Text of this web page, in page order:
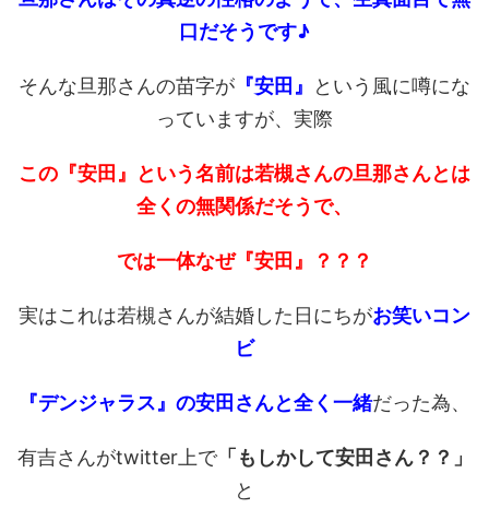
口だそうです♪
そんな旦那さんの苗字が 『安田』
という風に噂にな
っていますが、実際
この『安田』という名前は若槻さんの旦那さんとは
全くの無関係だそうで、
では一体なぜ『安田』？？？
実はこれは若槻さんが結婚した日にちがお笑いコン
ビ
『デンジャラス』の安田さんと全く一緒だった為、
有吉さんがtwitter上で「もしかして安田さん？？」
と